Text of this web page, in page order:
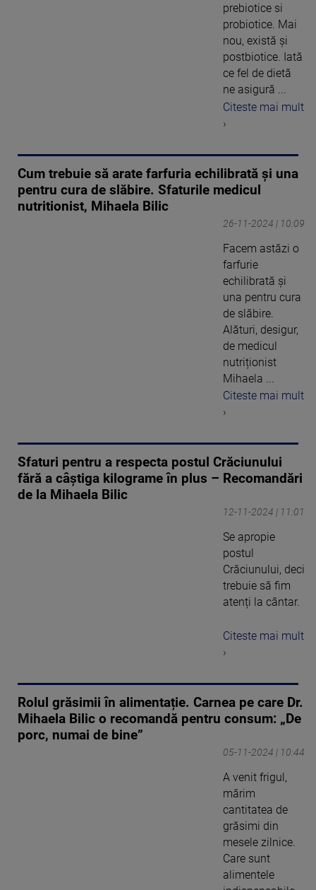
prebiotice si
probiotice. Mai
nou, există și
postbiotice. Iată
ce fel de dietă
ne asigură ...
Citeste mai mult
›
Cum trebuie să arate farfuria echilibrată și una
pentru cura de slăbire. Sfaturile medicul
nutritionist, Mihaela Bilic
26-11-2024 | 10:09
Facem astăzi o
farfurie
echilibrată și
una pentru cura
de slăbire.
Alături, desigur,
de medicul
nutriționist
Mihaela ...
Citeste mai mult
›
Sfaturi pentru a respecta postul Crăciunului
fără a câștiga kilograme în plus – Recomandări
de la Mihaela Bilic
12-11-2024 | 11:01
Se apropie
postul
Crăciunului, deci
trebuie să fim
atenți la cântar.
Citeste mai mult
›
Rolul grăsimii în alimentație. Carnea pe care Dr.
Mihaela Bilic o recomandă pentru consum: „De
porc, numai de bine”
05-11-2024 | 10:44
A venit frigul,
mărim
cantitatea de
grăsimi din
mesele zilnice.
Care sunt
alimentele